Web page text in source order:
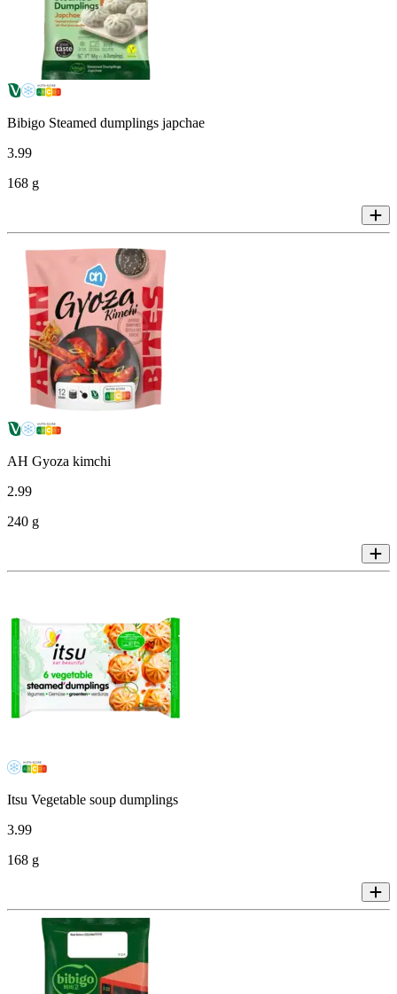
Bibigo Steamed dumplings japchae
3.99
168 g
AH Gyoza kimchi
2.99
240 g
Itsu Vegetable soup dumplings
3.99
168 g